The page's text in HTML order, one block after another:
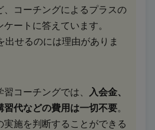
、コーチングによるプラスの
ートに答えています。
出せるのには理由がありま
コーチングでは、
入会金、
習代などの費用は一切不要。
実施を判断することができる